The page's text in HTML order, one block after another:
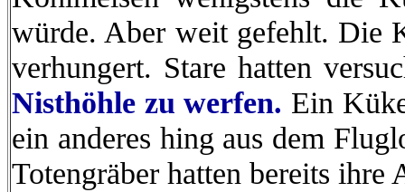
würde. Aber weit gefehlt. Die
verhungert. Stare hatten
Nisthöhle zu werfen. Ein
ein anderes hing aus dem
Totengräber hatten bereits ihre